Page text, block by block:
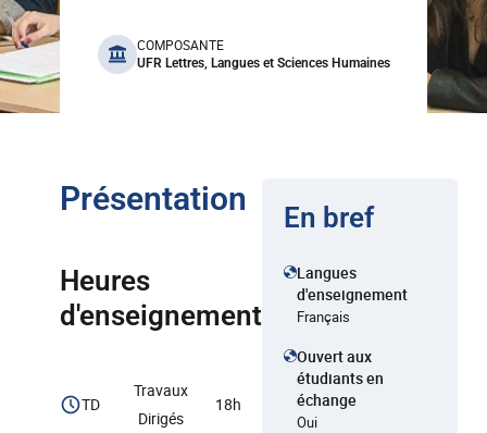
benefits
COMPOSANTE
UFR Lettres, Langues et Sciences Humaines
Présentation
Heures
d'enseignement
TD
Travaux
Dirigés
18h
En bref
Langues
d'enseignement
Français
Ouvert aux
étudiants en
échange
Oui